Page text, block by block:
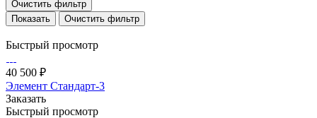
Очистить фильтр
Очистить фильтр
Быстрый просмотр
40 500 ₽
Элемент Стандарт-3
Заказать
Быстрый просмотр